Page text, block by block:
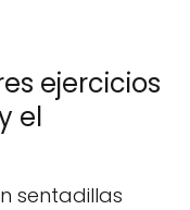
ejercicios
el
sentadillas